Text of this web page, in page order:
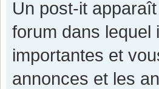
Un post-it
forum dans lequel
importantes et
annonces et les